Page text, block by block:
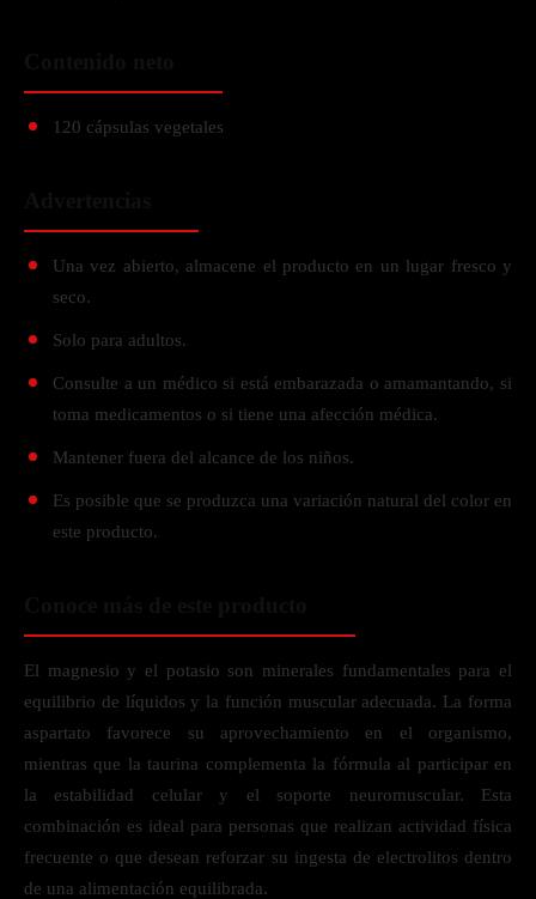
120 cápsulas vegetales
Una vez abierto, almacene el producto en un lugar fresco y
seco.
Solo para adultos.
Consulte a un médico si está embarazada o amamantando, si
toma medicamentos o si tiene una afección médica.
Mantener fuera del alcance de los niños.
Es posible que se produzca una variación natural del color en
este producto.
El magnesio y el potasio son minerales fundamentales para el
equilibrio de líquidos y la función muscular adecuada. La forma
aspartato favorece su aprovechamiento en el organismo,
mientras que la taurina complementa la fórmula al participar en
la estabilidad celular y el soporte neuromuscular. Esta
combinación es ideal para personas que realizan actividad física
frecuente o que desean reforzar su ingesta de electrolitos dentro
de una alimentación equilibrada.